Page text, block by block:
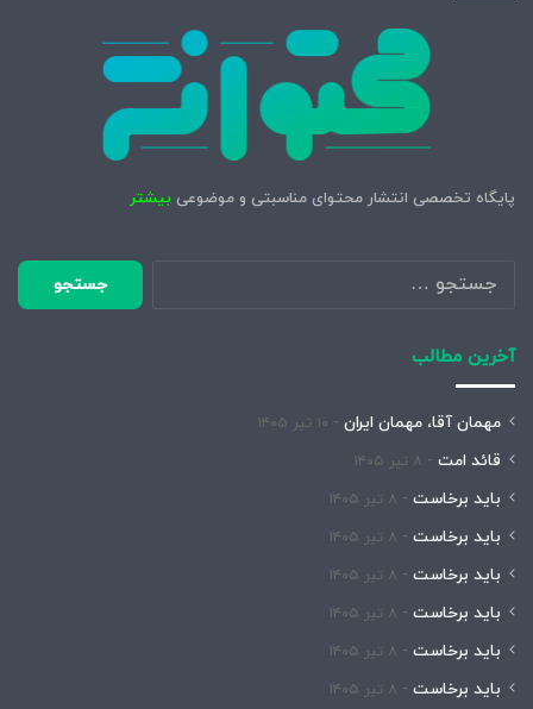
پایگاه تخصصی انتشار محتوای مناسبتی و موضوعی بیشتر
جستجو
برای:
آخرین مطالب
مهمان آقا، مهمان ایران ۱۰ تیر ۱۴۰۵
قائد امت ۸ تیر ۱۴۰۵
باید برخاست ۸ تیر ۱۴۰۵
باید برخاست ۸ تیر ۱۴۰۵
باید برخاست ۸ تیر ۱۴۰۵
باید برخاست ۸ تیر ۱۴۰۵
باید برخاست ۸ تیر ۱۴۰۵
باید برخاست ۸ تیر ۱۴۰۵